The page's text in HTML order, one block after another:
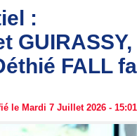
:
GUIRASSY,
FALL
le Mardi 7 Juillet 2026 - 15:01